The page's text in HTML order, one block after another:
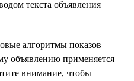
текста объявления
алгоритмы показов
объявлению применяется
внимание, чтобы